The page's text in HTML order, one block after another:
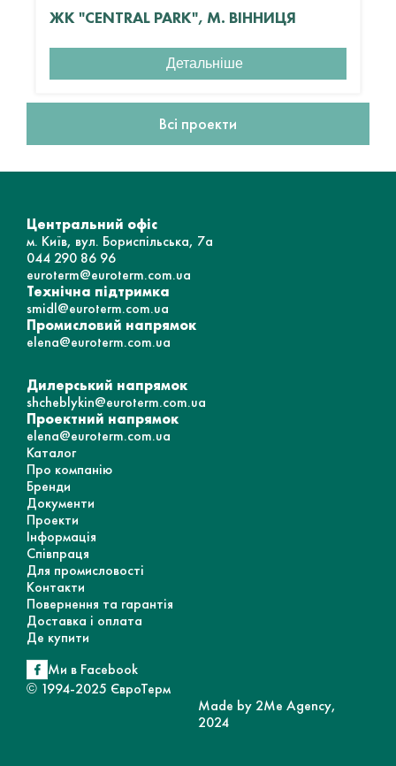
ЖК "CENTRAL PARK", М. ВІННИЦЯ
Детальніше
Всі проекти
Центральний офіс
м. Київ, вул. Бориспільська, 7а
044 290 86 96
euroterm@euroterm.com.ua
Технічна підтримка
smidl@euroterm.com.ua
Промисловий напрямок
elena@euroterm.com.ua
Дилерський напрямок
shcheblykin@euroterm.com.ua
Проектний напрямок
elena@euroterm.com.ua
Каталог
Про компанію
Бренди
Документи
Проекти
Інформація
Співпраця
Для промисловості
Контакти
Повернення та гарантія
Доставка і оплата
Де купити
Ми в Facebook
© 1994-2025 ЄвроТерм
Made by 2Me Agency,
2024